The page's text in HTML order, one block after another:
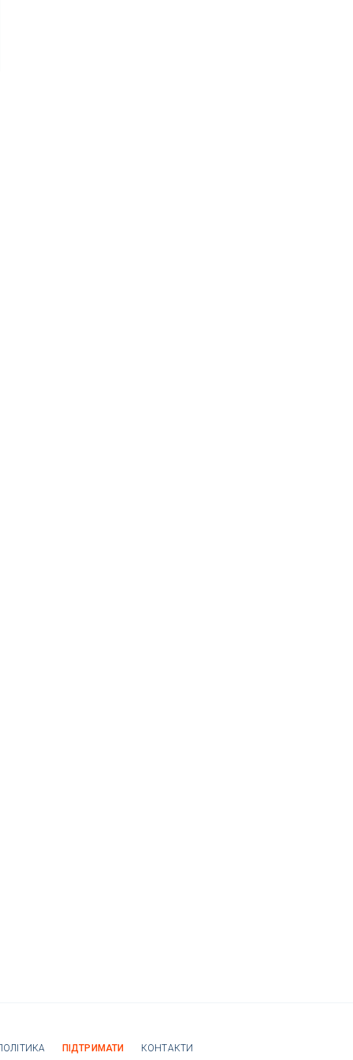
ПІДТРИМАТИ КОНТАКТИ